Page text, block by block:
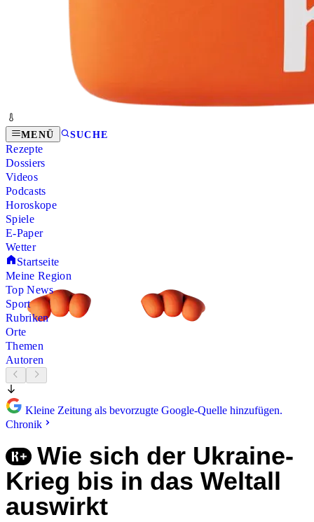
MENÜ SUCHE
Rezepte
Dossiers
Videos
Podcasts
Horoskope
Spiele
E-Paper
Wetter
Startseite
Meine Region
Top News
Sport
Rubriken
Orte
Themen
Autoren
Kleine Zeitung als bevorzugte Google-Quelle hinzufügen.
Chronik
Wie sich der Ukraine-
Krieg bis in das Weltall
auswirkt